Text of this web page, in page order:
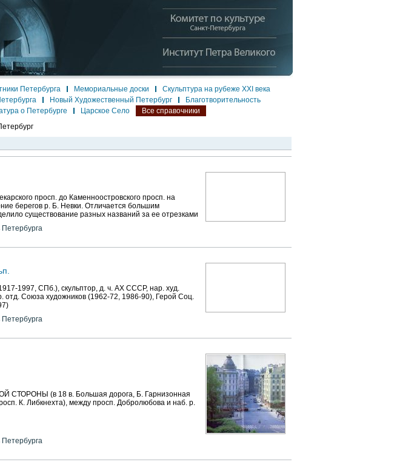
Петербурга Мемориальные доски
Скульптура на рубеже XXI века
Новый Художественный Петербург
Благотворительность
о Петербурге Царское Село
Все справочники
просп. до Каменноостровского просп. на
берегов р. Б. Невки. Отличается большим
существование разных названий за ее отрезками
Петербурга
1997, СПб.), скульптор, д. ч. АХ СССР, нар. худ.
Союза художников (1962-72, 1986-90), Герой Соц.
Петербурга
(в 18 в. Большая дорога, Б. Гарнизонная
К. Либкнехта), между просп. Добролюбова и наб. р.
Петербурга